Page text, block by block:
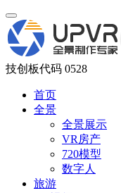
技创板代码 0528
首页
全景
全景展示
VR房产
720模型
数字人
旅游